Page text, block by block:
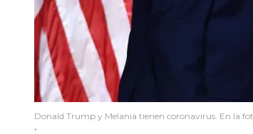
Donald Trump y Melania tienen coronavirus. En la
.